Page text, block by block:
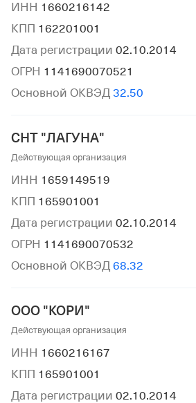
ИНН 1660216142
КПП 162201001
Дата регистрации 02.10.2014
ОГРН 1141690070521
Основной ОКВЭД 32.50
СНТ "ЛАГУНА"
Действующая организация
ИНН 1659149519
КПП 165901001
Дата регистрации 02.10.2014
ОГРН 1141690070532
Основной ОКВЭД 68.32
ООО "КОРИ"
Действующая организация
ИНН 1660216167
КПП 165901001
Дата регистрации 02.10.2014